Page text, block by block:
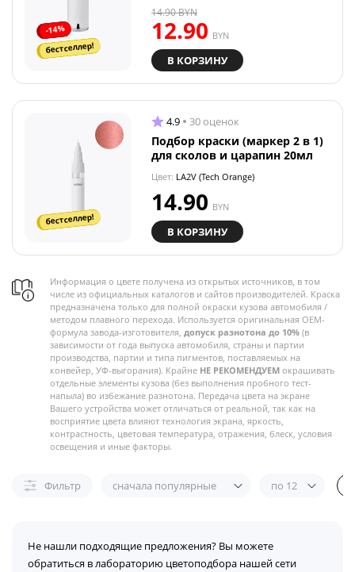
-14%
бестселлер!
12.90 BYN
14.90BYN
В КОРЗИНУ
бестселлер!
4.9 30 оценок
Подбор краски (маркер 2 в 1)
для сколов и царапин 20мл
Цвет: LA2V (Tech Orange)
14.90 BYN
В КОРЗИНУ
Информация о цвете получена из открытых источников, в том
числе из официальных каталогов и сайтов производителей. Краска
предназначена только для полной окраски кузова автомобиля /
методом плавного перехода. Используется оригинальная OEM-
формула завода-изготовителя, допуск разнотона до 10% (в
зависимости от года выпуска автомобиля, страны и партии
производства, партии и типа пигментов, поставляемых на
конвейер, УФ-выгорания). Крайне НЕ РЕКОМЕНДУЕМ окрашивать
отдельные элементы кузова (без выполнения пробного тест-
напыла) во избежание разнотона. Передача цвета на экране
Вашего устройства может отличаться от реальной, так как на
восприятие цвета влияют технология экрана, яркость,
контрастность, цветовая температура, отражения, блеск, условия
освещения и иные факторы.
Фильтр сначала популярные по 12
Не нашли подходящие предложения? Вы можете
обратиться в лабораторию цветоподбора нашей сети